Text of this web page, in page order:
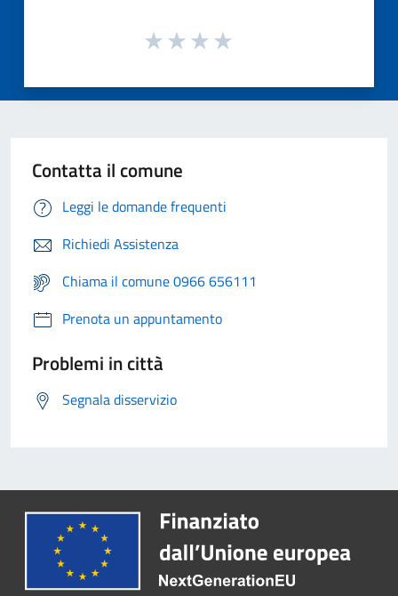
Contatta il comune
Leggi le domande frequenti
Richiedi Assistenza
Chiama il comune 0966 656111
Prenota un appuntamento
Problemi in città
Segnala disservizio